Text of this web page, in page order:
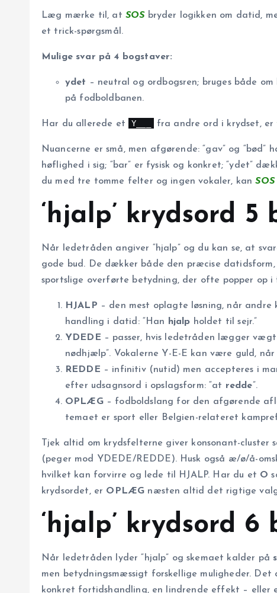
Læg mærke til, at SOSbryder logikken om datid,
et trick-spørgsmål.
Mulige svar på 4 bogstaver:
ydet – neutral og ordbogsren; bruges både
på fodboldbanen.
Har du allerede et Y___ fra andre ord i krydset, er
Nuancerne er små, men afgørende: “gav” og
høflighed i sig; “bar” er fysisk og konkret; “ydet”
du med tre tomme felter og ingen vokaler, kanSOS
‘hjalp’ krydsord 5
Når ledetråden angiver “hjalp” og du kan se, at
gode bud. De dækker både den præcise
sportslige overførte betydning, der ofte popper op i
HJALP – den mest oplagte løsning, når andre
handling i datid: “Han
hjalp holdet til sejr.”
YDEDE – passer, hvis ledetråden lægger
nødhjælp”. Vokalerne Y-E-E kan være guld,
REDDE – infinitiv (nutid) men accepteres i
efter udsagnsord i opslagsform: “at redde”.
OPLÆG– fodboldslang for den afgørende
temaet er sport eller Belgien-relateret
Tjek altid om krydsfelterne giver konsonant-cluster
(peger mod YDEDE/REDDE). Husk også æ/ø/å-
hvilket kan forvirre og lede til HJALP. Har du et O
krydsordet, er OPLÆG næsten altid det rigtige
‘hjalp’ krydsord 6
Når ledetråden lyder “hjalp” og skemaet kalder på
men betydningsmæssigt forskellige muligheder.
konkret fortids­handling, en lindrende effekt – eller